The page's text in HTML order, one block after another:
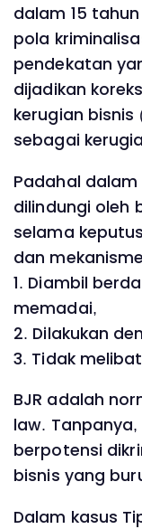
dalam 15
pola
pendekatan
dijadikan
kerugian bisnis
sebagai
Padahal
dilindungi oleh
selama
dan
1. Diambil
memadai,
2. Dilakukan
3. Tidak
BJR adalah
law. Tanpanya,
berpotensi
bisnis yang
Dalam kasus